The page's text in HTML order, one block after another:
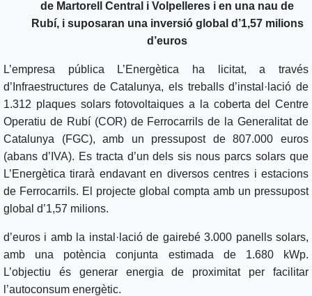
de Martorell Central i Volpelleres i en una nau de
Rubí, i suposaran una inversió global d’1,57 milions
d’euros
L’empresa pública L’Energètica ha licitat, a través
d’Infraestructures de Catalunya, els treballs d’instal·lació de
1.312 plaques solars fotovoltaiques a la coberta del Centre
Operatiu de Rubí (COR) de Ferrocarrils de la Generalitat de
Catalunya (FGC), amb un pressupost de 807.000 euros
(abans d’IVA). Es tracta d’un dels sis nous parcs solars que
L’Energètica tirarà endavant en diversos centres i estacions
de Ferrocarrils. El projecte global compta amb un pressupost
global d’1,57 milions.
d’euros i amb la instal·lació de gairebé 3.000 panells solars,
amb una potència conjunta estimada de 1.680 kWp.
L’objectiu és generar energia de proximitat per facilitar
l’autoconsum energètic.